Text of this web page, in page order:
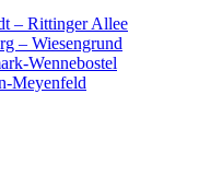
– Rittinger Allee
– Wiesengrund
Wennebostel
Meyenfeld